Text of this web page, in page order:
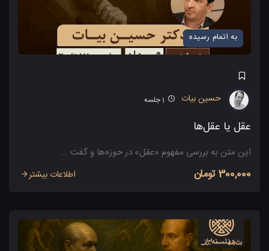
به اتمام رسیده
حسین بیات 1جلسه
عقل یا عقل‌ها
این متن به بررسی مفهوم «عقل» در حوزه‌ها و گفت ...
300,000 تومان اطلاعات بیشتر